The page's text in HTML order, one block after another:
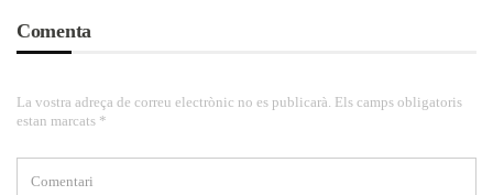
Comenta
La vostra adreça de correu electrònic no es publicarà. Els camps obligatoris
estan marcats *